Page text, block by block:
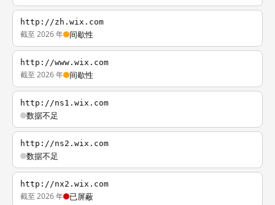
http://zh.wix.com
截至 2026 年 间歇性
http://www.wix.com
截至 2026 年 间歇性
http://ns1.wix.com
数据不足
http://ns2.wix.com
数据不足
http://nx2.wix.com
截至 2026 年 已屏蔽